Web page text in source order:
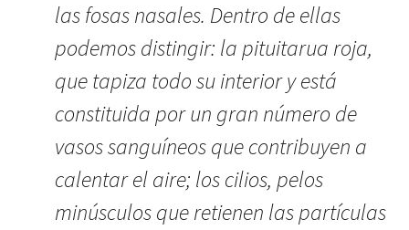
las fosas nasales. Dentro de ellas
podemos distingir: la pituitarua roja,
que tapiza todo su interior y está
constituida por un gran número de
vasos sanguíneos que contribuyen a
calentar el aire; los cilios, pelos
minúsculos que retienen las partículas